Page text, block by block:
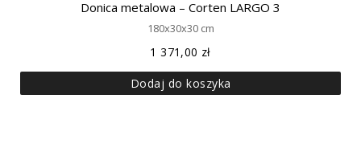
Donica metalowa – Corten LARGO 3
180x30x30 cm
1 371,00 zł
Dodaj do koszyka